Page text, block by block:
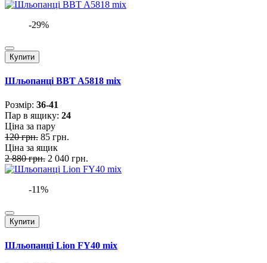
-29%
Купити
Шльопанці BBT A5818 mix
Розмiр: 36-41
Пар в ящику: 24
Ціна за пару
120 грн. 85 грн.
Ціна за ящик
2 880 грн. 2 040 грн.
-11%
Купити
Шльопанці Lion FY40 mix